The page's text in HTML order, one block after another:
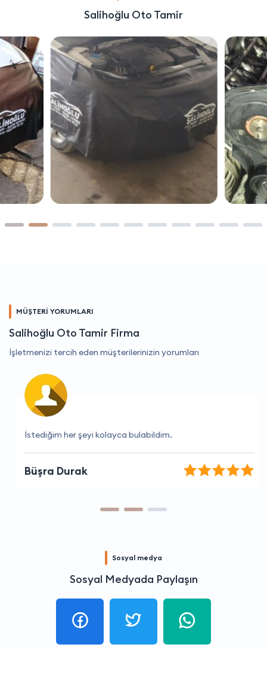
Salihoğlu Oto Tamir
MÜŞTERİ YORUMLARI
Salihoğlu Oto Tamir Firma
İşletmenizi tercih eden müşterilerinizin yorumları
İstediğim her şeyi kolayca bulabildim.
Büşra Durak
Sosyal medya
Sosyal Medyada Paylaşın